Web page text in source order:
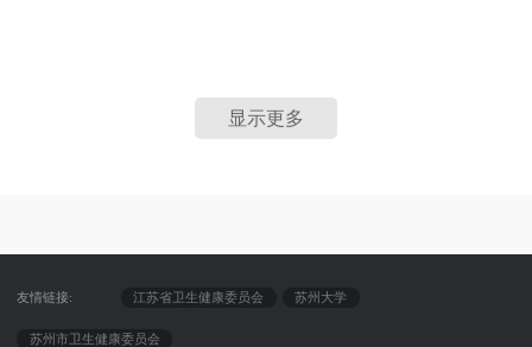
显示更多
友情链接: 江苏省卫生健康委员会 苏州大学
苏州市卫生健康委员会